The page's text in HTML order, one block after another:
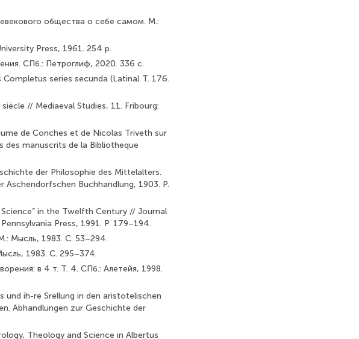
общества о себе самом. М.:
Press, 1961. 254 p.
СПб.: Петроглиф, 2020. 336 с.
series secunda (Latina) T. 176.
// Mediaeval Studies, 11. Fribourg:
de Conches et de Nicolas Triveth sur
manuscrits de la Bibliotheque
der Philosophie des Mittelalters.
Aschendorfschen Buchhandlung, 1903. Р.
in the Twelfth Century // Journal
Press, 1991. P. 179–194.
Мысль, 1983. С. 53–294.
1983. С. 295–374.
в 4 т. Т. 4. СПб.: Алетейя, 1998.
und ih-re Srellung in den aristotelischen
Abhandlungen zur Geschichte der
Theology and Science in Albertus